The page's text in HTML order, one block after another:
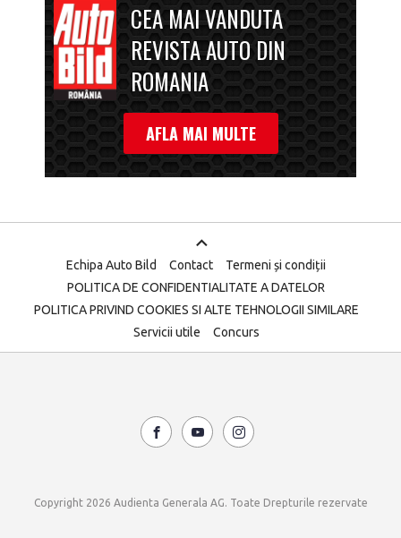
CEA MAI VANDUTA
REVISTA AUTO DIN
ROMANIA
AFLA MAI MULTE
Echipa Auto Bild Contact
Termeni și condiții
POLITICA DE CONFIDENTIALITATE A DATELOR
POLITICA PRIVIND COOKIES SI ALTE TEHNOLOGII SIMILARE
Servicii utile
Concurs
Copyright 2026 Audienta Generala AG. Toate Drepturile rezervate